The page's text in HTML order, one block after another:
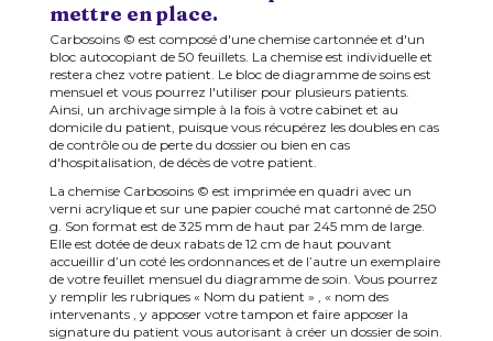
mettre en place.
Carbosoins © est composé d'une chemise cartonnée et d'un
bloc autocopiant de 50 feuillets. La chemise est individuelle et
restera chez votre patient. Le bloc de diagramme de soins est
mensuel et vous pourrez l'utiliser pour plusieurs patients.
Ainsi, un archivage simple à la fois à votre cabinet et au
domicile du patient, puisque vous récupérez les doubles en cas
de contrôle ou de perte du dossier ou bien en cas
d'hospitalisation, de décès de votre patient.
La chemise Carbosoins © est imprimée en quadri avec un
verni acrylique et sur une papier couché mat cartonné de 250
g. Son format est de 325 mm de haut par 245 mm de large.
Elle est dotée de deux rabats de 12 cm de haut pouvant
accueillir d’un coté les ordonnances et de l’autre un exemplaire
de votre feuillet mensuel du diagramme de soin. Vous pourrez
y remplir les rubriques « Nom du patient » , « nom des
intervenants , y apposer votre tampon et faire apposer la
signature du patient vous autorisant à créer un dossier de soin.